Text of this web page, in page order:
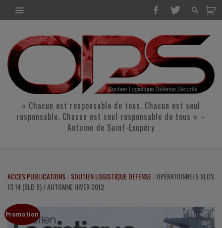
« Chacun est responsable de tous. Chacun est seul
responsable. Chacun est seul responsable de tous » –
Antoine de Saint-Exupéry
ACCES PUBLICATIONS/ SOUTIEN LOGISTIQUE DEFENSE/ OPÉRATIONNELS SLDS
13 14 (SLD 8) / AUTOMNE HIVER 2012
Promotion